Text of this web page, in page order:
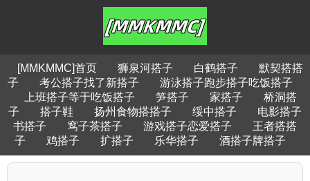
[MMKMMC]首页 狮泉河搭子 白鹤搭子
默契搭搭
子
考公搭子找了新搭子
游泳搭子跑步搭子吃饭搭子
上班搭子等于吃饭搭子
笋搭子 家搭子
桥洞搭
子
搭子鞋 扬州食物搭搭子 绥中搭子
电影搭子
书搭子
窎子茶搭子 游戏搭子恋爱搭子
王者搭搭
子
鸡搭子 扩搭子 乐华搭子 酒搭子牌搭子